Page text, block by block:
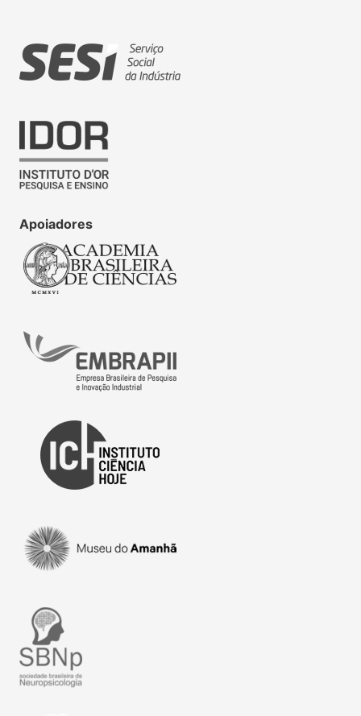
Apoiadores